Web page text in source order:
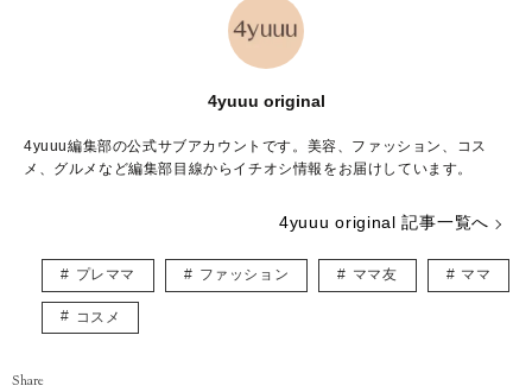
4yuuu original
4yuuu編集部の公式サブアカウントです。美容、ファッション、コス
メ、グルメなど編集部目線からイチオシ情報をお届けしています。
4yuuu original 記事一覧へ
プレママ ファッション ママ友 ママ
コスメ
Share